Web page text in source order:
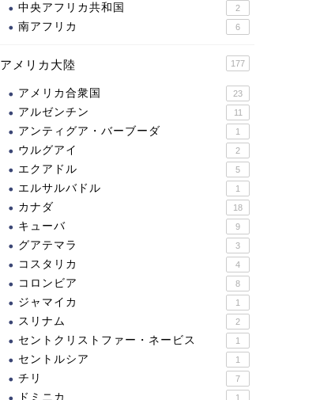
中央アフリカ共和国 2
南アフリカ 6
アメリカ大陸 177
アメリカ合衆国 23
アルゼンチン 11
アンティグア・バーブーダ 1
ウルグアイ 2
エクアドル 5
エルサルバドル 1
カナダ 18
キューバ 9
グアテマラ 3
コスタリカ 4
コロンビア 8
ジャマイカ 1
スリナム 2
セントクリストファー・ネービス 1
セントルシア 1
チリ 7
ドミニカ 1